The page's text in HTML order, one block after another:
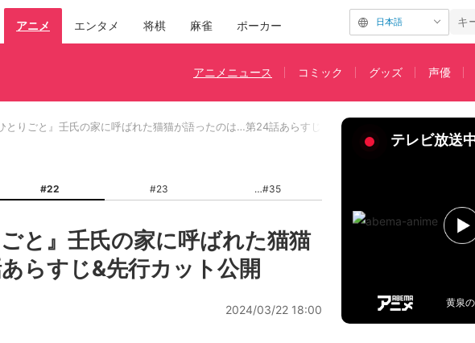
アニメ エンタメ 将棋 麻雀 ポーカー 日本語
アニメニュース コミック グッズ 声優
とりごと』壬氏の家に呼ばれた猫猫が語ったのは…第24話あらすじ&先行カット公開
#22 #23 #35
と』壬氏の家に呼ばれた猫猫
らすじ&先行カット公開
2024/03/22 18:00
テレビ放送
黄泉